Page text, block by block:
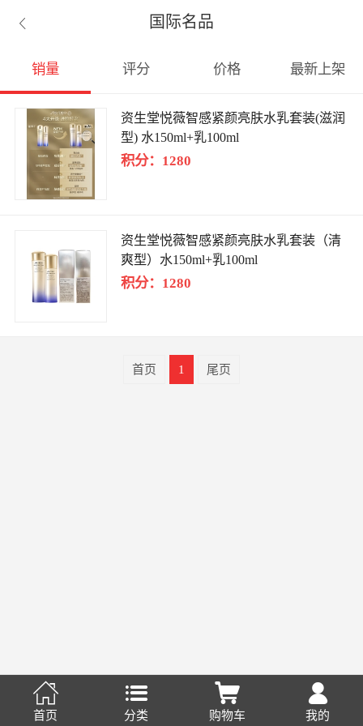
 国际名品
销量 评分 价格 最新上架
资生堂悦薇智感紧颜亮肤水乳套装(滋润
型) 水150ml+乳100ml
积分：1280
资生堂悦薇智感紧颜亮肤水乳套装（清
爽型）水150ml+乳100ml
积分：1280
首页 1 尾页

首页

分类

购物车

我的